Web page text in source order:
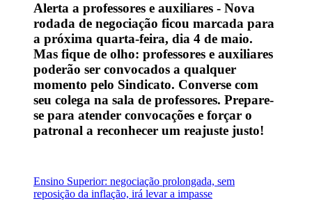
Alerta a professores e auxiliares - Nova
rodada de negociação ficou marcada para
a próxima quarta-feira, dia 4 de maio.
Mas fique de olho: professores e auxiliares
poderão ser convocados a qualquer
momento pelo Sindicato. Converse com
seu colega na sala de professores. Prepare-
se para atender convocações e forçar o
patronal a reconhecer um reajuste justo!
Ensino Superior: negociação prolongada, sem
reposição da inflação, irá levar a impasse